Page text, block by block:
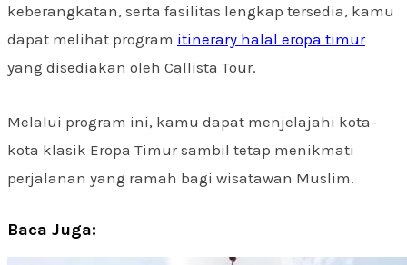
keberangkatan, serta fasilitas lengkap tersedia, kamu
dapat melihat program itinerary halal eropa timur
yang disediakan oleh Callista Tour.
Melalui program ini, kamu dapat menjelajahi kota-
kota klasik Eropa Timur sambil tetap menikmati
perjalanan yang ramah bagi wisatawan Muslim.
Baca Juga: